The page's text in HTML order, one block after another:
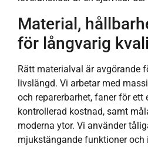
Material,
för långvarig
Rätt materialval är avgörande
livslängd. Vi arbetar med
och reparerbarhet, faner för
kontrollerad kostnad, samt
moderna ytor. Vi använder
mjukstängande funktioner och